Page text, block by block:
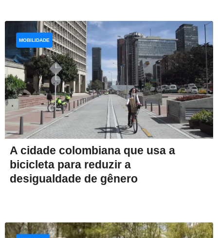
A cidade colombiana que usa a
bicicleta para reduzir a
desigualdade de gênero
MOBILIDADE